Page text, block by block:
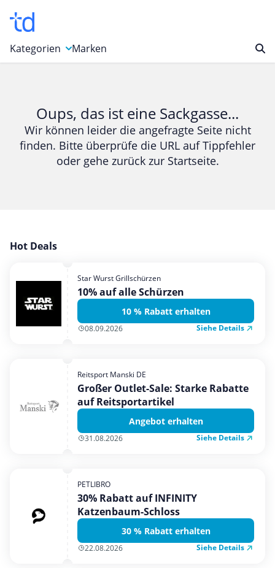
Kategorien
Bücher & Magazine
Computer & Elektronik
Entertainment & Media
Garten, Haushalt & Tiere
Mobilfunk & Internet
Mode & Accessoires
Shopping
Urlaub & Reise
Marken
Oups, das ist eine Sackgasse...
Wir können leider die angefragte Seite nicht
finden. Bitte überprüfe die URL auf Tippfehler
oder gehe zurück zur Startseite.
Hot Deals
Star Wurst Grillschürzen
10% auf alle Schürzen
10 % Rabatt erhalten
08.09.2026 Siehe Details
Reitsport Manski DE
Großer Outlet-Sale: Starke Rabatte
auf Reitsportartikel
Angebot erhalten
31.08.2026 Siehe Details
PETLIBRO
30% Rabatt auf INFINITY
Katzenbaum-Schloss
30 % Rabatt erhalten
22.08.2026 Siehe Details